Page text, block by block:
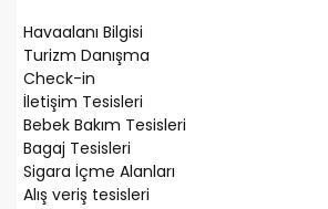
Havaalanı Bilgisi
Turizm Danışma
Check-in
İletişim Tesisleri
Bebek Bakım Tesisleri
Bagaj Tesisleri
Sigara İçme Alanları
Alış veriş tesisleri